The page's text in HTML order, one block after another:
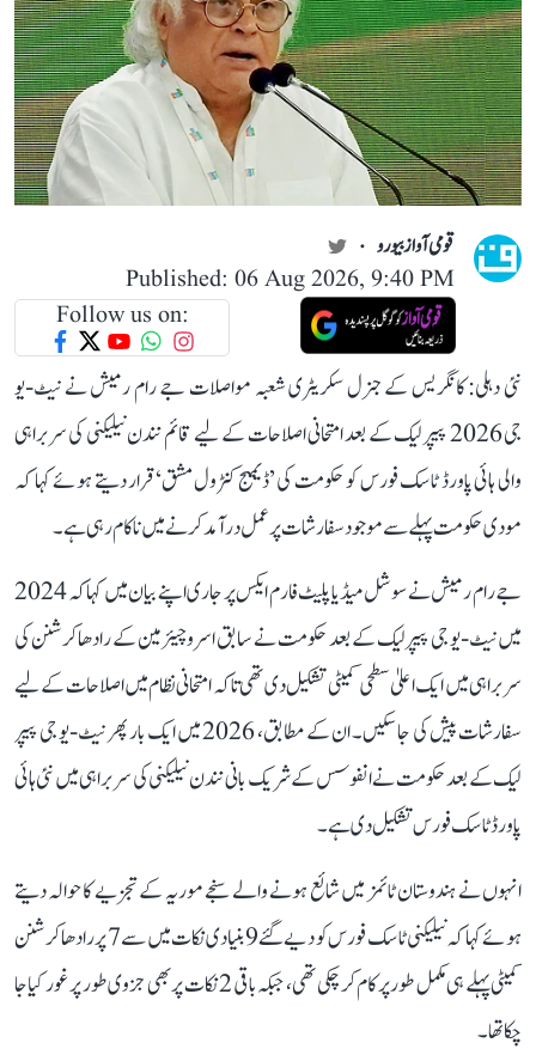
قومی آواز بیورو
Published: 06 Aug 2026, 9:40 PM
Follow us on:
نئی دہلی: کانگریس کے جنرل سکریٹری شعبہ مواصلات جے رام رمیش نے نیٹ-یو
جی 2026 پیپر لیک کے بعد امتحانی اصلاحات کے لیے قائم نندن نیلیکنی کی سربراہی
والی ہائی پاورڈ ٹاسک فورس کو حکومت کی ’ڈیمیج کنٹرول مشق‘ قرار دیتے ہوئے کہا کہ
مودی حکومت پہلے سے موجود سفارشات پر عمل درآمد کرنے میں ناکام رہی ہے۔
جے رام رمیش نے سوشل میڈیا پلیٹ فارم ایکس پر جاری اپنے بیان میں کہا کہ 2024
میں نیٹ-یو جی پیپر لیک کے بعد حکومت نے سابق اسرو چیئرمین کے رادھاکرشنن کی
سربراہی میں ایک اعلیٰ سطحی کمیٹی تشکیل دی تھی تاکہ امتحانی نظام میں اصلاحات کے لیے
سفارشات پیش کی جا سکیں۔ ان کے مطابق، 2026 میں ایک بار پھر نیٹ-یو جی پیپر
لیک کے بعد حکومت نے انفوسس کے شریک بانی نندن نیلیکنی کی سربراہی میں نئی ہائی
پاورڈ ٹاسک فورس تشکیل دی ہے۔
انہوں نے ہندوستان ٹائمز میں شائع ہونے والے سنجے موریہ کے تجزیے کا حوالہ دیتے
ہوئے کہا کہ نیلیکنی ٹاسک فورس کو دیے گئے 9 بنیادی نکات میں سے 7 پر رادھاکرشنن
کمیٹی پہلے ہی مکمل طور پر کام کر چکی تھی، جبکہ باقی 2 نکات پر بھی جزوی طور پر غور کیا جا
چکا تھا۔